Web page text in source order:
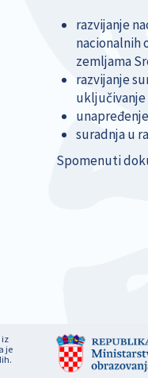
razvijanje
nacionalnih
zemljama
razvijanje
uključivanje
suradnja u
Spomenuti
iz
je